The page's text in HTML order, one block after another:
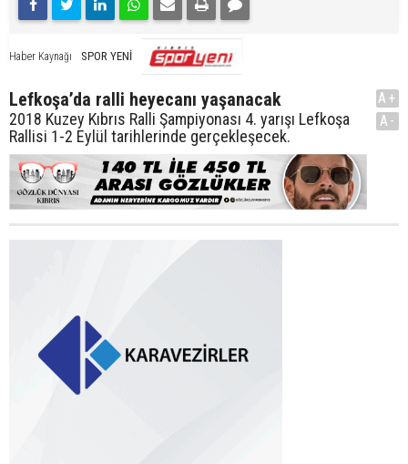
Haber Kaynağı SPOR YENİ
Lefkoşa’da ralli heyecanı yaşanacak
2018 Kuzey Kıbrıs Ralli Şampiyonası 4. yarışı Lefkoşa
Rallisi 1-2 Eylül tarihlerinde gerçekleşecek.
A+
A-